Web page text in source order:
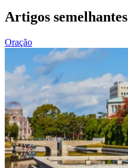
Artigos semelhantes
Oração